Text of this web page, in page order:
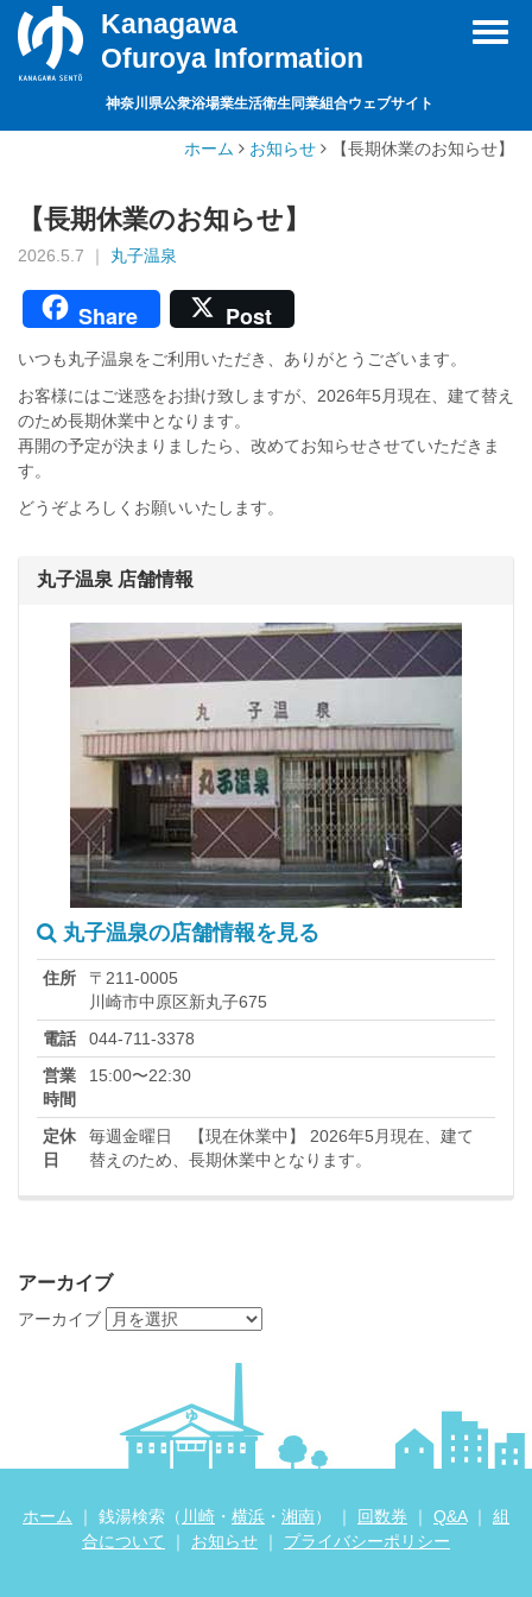
Kanagawa
Ofuroya Information
神奈川県公衆浴場業生活衛生同業組合ウェブサイト
ホーム お知らせ 【長期休業のお知らせ】
【長期休業のお知らせ】
2026.5.7 ｜ 丸子温泉
Share Post
いつも丸子温泉をご利用いただき、ありがとうございます。
お客様にはご迷惑をお掛け致しますが、2026年5月現在、建て替え
のため長期休業中となります。
再開の予定が決まりましたら、改めてお知らせさせていただきま
す。
どうぞよろしくお願いいたします。
丸子温泉 店舗情報
丸子温泉の店舗情報を見る
住所
〒211-0005
川崎市中原区新丸子675
電話
044-711-3378
営業
時間
15:00〜22:30
定休
日
毎週金曜日 【現在休業中】 2026年5月現在、建て
替えのため、長期休業中となります。
アーカイブ
アーカイブ
ホーム ｜ 銭湯検索（ 川崎 ・ 横浜 ・ 湘南） ｜ 回数券 ｜ Q&A｜ 組
合について
｜ お知らせ ｜ プライバシーポリシー